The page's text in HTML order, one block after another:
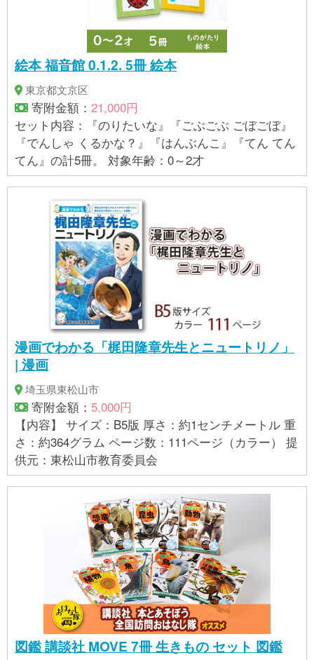
絵本 福音館 0.1.2. 5冊 絵本
東京都文京区
寄附金額： 21,000円
セット内容：『のりたいな』『ごぶごぶ ごぼごぼ』
『でんしゃ くるかな？』『はんぶんこ』『てん てん
てん』の計5冊。 対象年齢：0～2才
漫画でわかる「梶田隆章先生とニュートリノ」
| 漫画
埼玉県東松山市
寄附金額： 5,000円
【内容】 サイズ：B5版 厚さ：約1センチメートル 重
さ：約364グラム ページ数：111ページ（カラー） 提
供元：東松山市教育委員会
図鑑 講談社 MOVE 7冊 生きもの セット 図鑑